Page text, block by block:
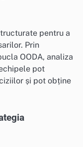
pentru a
Prin
OODA, analiza
pot
și pot obține